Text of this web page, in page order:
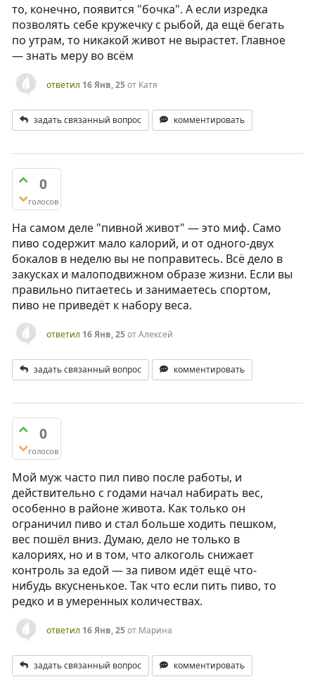
то, конечно, появится "бочка". А если изредка
позволять себе кружечку с рыбой, да ещё бегать
по утрам, то никакой живот не вырастет. Главное
— знать меру во всём
ответил 16 Янв, 25от Катя
задать связанный вопрос комментировать
0
голосов
На самом деле "пивной живот" — это миф. Само
пиво содержит мало калорий, и от одного-двух
бокалов в неделю вы не поправитесь. Всё дело в
закусках и малоподвижном образе жизни. Если вы
правильно питаетесь и занимаетесь спортом,
пиво не приведёт к набору веса.
ответил 16 Янв, 25отАлексей
задать связанный вопрос комментировать
0
голосов
Мой муж часто пил пиво после работы, и
действительно с годами начал набирать вес,
особенно в районе живота. Как только он
ограничил пиво и стал больше ходить пешком,
вес пошёл вниз. Думаю, дело не только в
калориях, но и в том, что алкоголь снижает
контроль за едой — за пивом идёт ещё что-
нибудь вкусненькое. Так что если пить пиво, то
редко и в умеренных количествах.
ответил 16 Янв, 25от Марина
задать связанный вопрос комментировать